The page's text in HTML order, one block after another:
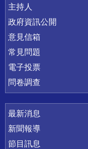
主持人
政府資訊公開
意見信箱
常見問題
電子投票
問卷調查
最新消息
新聞報導
節目訊息